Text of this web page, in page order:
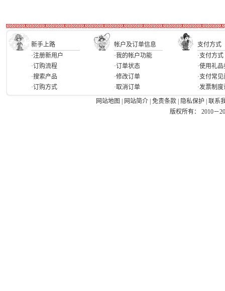
新手上路 帐户及订单信息
支付方式
·注册新用户
·订购流程
·搜索产品
·订购方式
·我的帐户功能
·订单状态
·修改订单
·取消订单
·支付方式
·使用礼品
·支付常
·发票制
网站地图
网站简介 免责条款 隐私保护
联系
版权所有： 2010－